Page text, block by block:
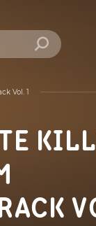
Vol. 1